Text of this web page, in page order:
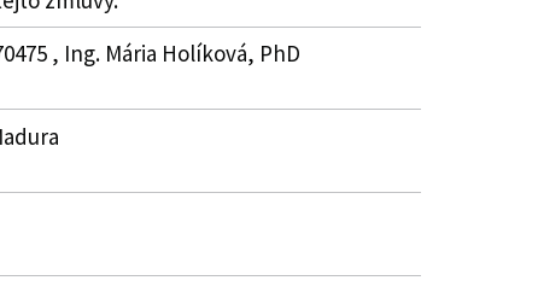
, Ing. Mária Holíková, PhD